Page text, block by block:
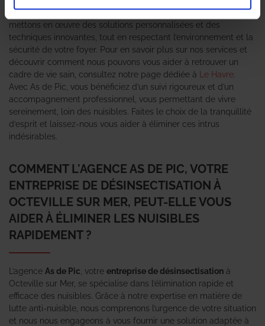
qu’il s’agisse decafards, depunaises de litou defourmis. Nous
mettons en œuvre des solutions personnalisées et des
techniques innovantes, tout en respectant l’environnement et la
sécurité de votre foyer. Pour en savoir plus sur nos services et
découvrir comment nous pouvons vous aider à retrouver un
cadre de vie sain, consultez notre page dédiée à
Le Havre
Avec As de Pic, vous bénéficiez d’un suivi rigoureux et d’un
accompagnement professionnel, vous permettant de vivre
sereinement, loin des nuisibles. Faites le choix de la tranquillité
d’esprit et laissez-nous vous aider à éliminer ces intrus
indésirables.
COMMENT L'AGENCE AS DE PIC, VOTRE
ENTREPRISE DE DÉSINSECTISATION À
OCTEVILLE SUR MER, PEUT-ELLE VOUS
AIDER À ÉLIMINER LES NUISIBLES
RAPIDEMENT ?
L’agence As de Pic , votre entreprise de désinsectisation à
Octeville sur Mer, se spécialise dans l’élimination rapide et
efficace des nuisibles. Grâce à notre expertise en matière de
lutte anti-nuisible, nous comprenons l’urgence de votre situation
et nous nous engageons à vous fournir une solution adaptée à